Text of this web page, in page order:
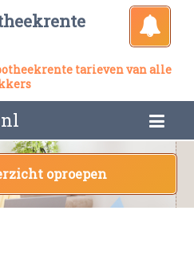
tarieven van alle
oproepen